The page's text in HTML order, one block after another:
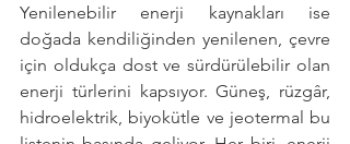
Yenilenebilir enerji kaynakları ise
doğada kendiliğinden yenilenen, çevre
için oldukça dost ve sürdürülebilir olan
enerji türlerini kapsıyor. Güneş, rüzgâr,
hidroelektrik, biyokütle ve jeotermal bu